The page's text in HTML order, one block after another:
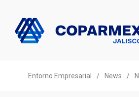
Entorno Empresarial / News /